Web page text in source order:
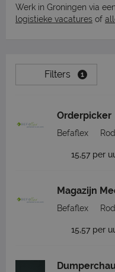
Werk in Groningen via
logistieke vacatures of
Filters 1
Orderpicker
Befaflex
15,57 per
Magazijn
Befaflex
15,57 per